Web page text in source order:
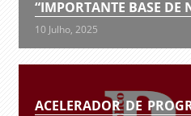
“IMPORTANTE BASE DE
10 Julho, 2025
ACELERADOR DE